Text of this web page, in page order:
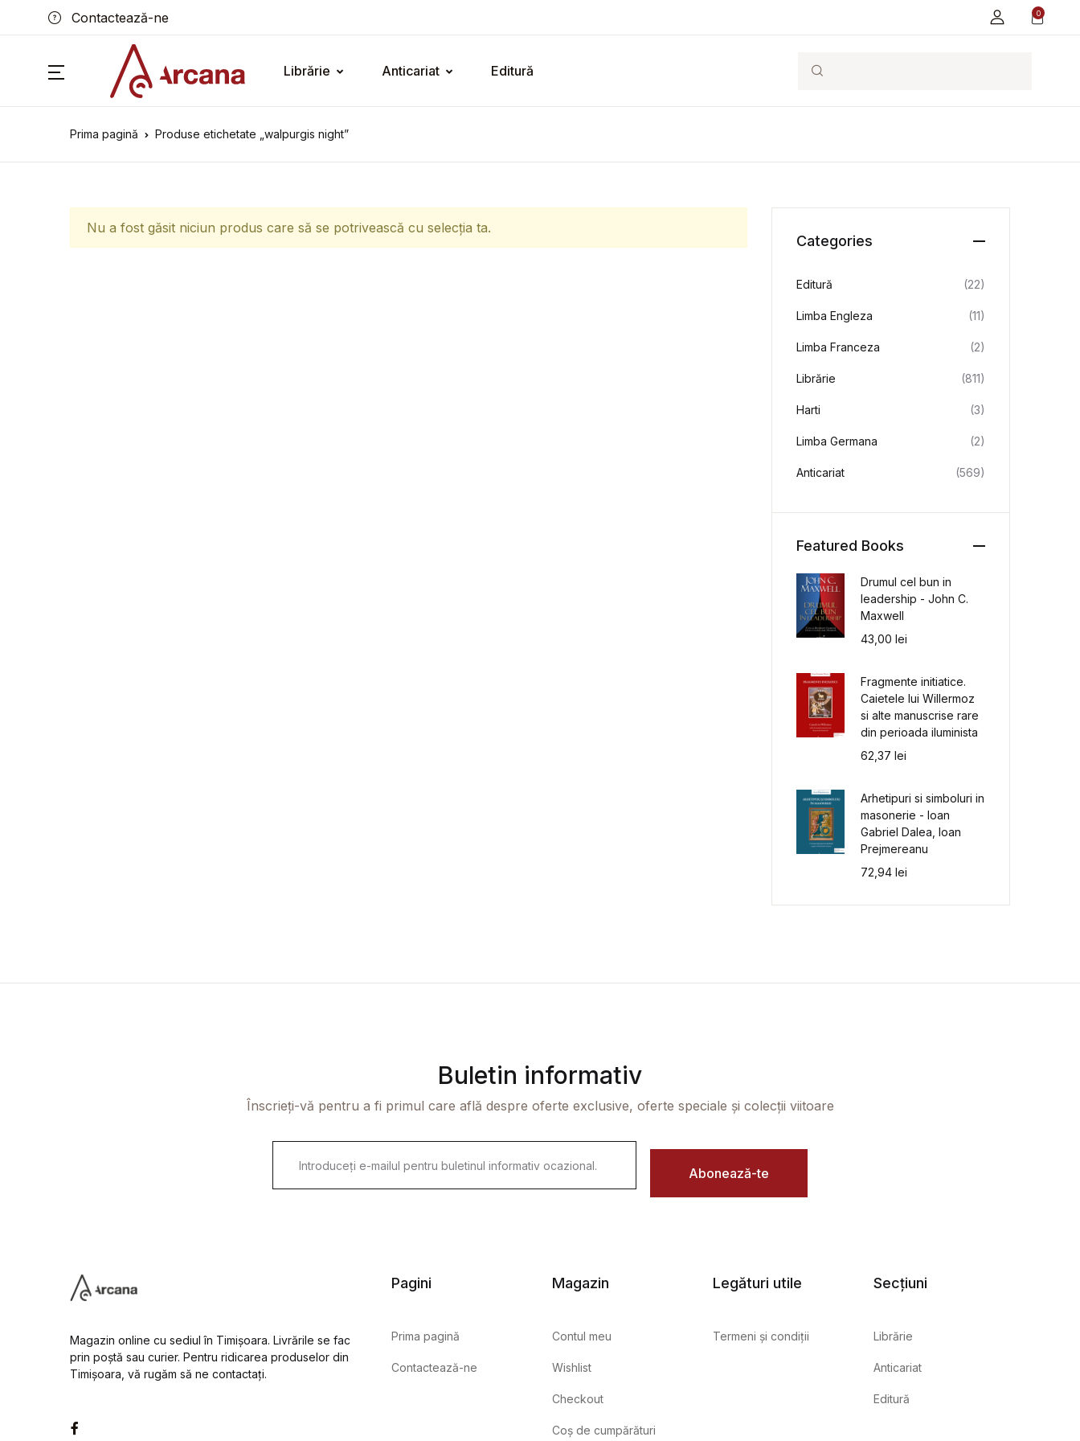
Contactează-ne 0
Librărie Anticariat Editură Search
Prima pagină Produse etichetate „walpurgis night”
Nu a fost găsit niciun produs care să se potrivească cu selecția ta.
Categories
Editură (22)
Limba Engleza (11)
Limba Franceza (2)
Librărie (811)
Harti (3)
Limba Germana (2)
Anticariat (569)
Featured Books
Drumul cel bun in
leadership - John C.
Maxwell
43,00lei
Fragmente initiatice.
Caietele lui Willermoz
si alte manuscrise rare
din perioada iluminista
62,37lei
Arhetipuri si simboluri in
masonerie - Ioan
Gabriel Dalea, Ioan
Prejmereanu
72,94lei
Buletin informativ
Înscrieți-vă pentru a fi primul care află despre oferte exclusive, oferte speciale și colecții viitoare
i
Abonează-te
Magazin online cu sediul în Timișoara. Livrările se fac
prin poștă sau curier. Pentru ridicarea produselor din
Timișoara, vă rugăm să ne contactați.
Pagini
Prima pagină
Contactează-ne
Magazin
Contul meu
Wishlist
Checkout
Coș de cumpărături
Legături utile
Termeni și condiții
Secțiuni
Librărie
Anticariat
Editură